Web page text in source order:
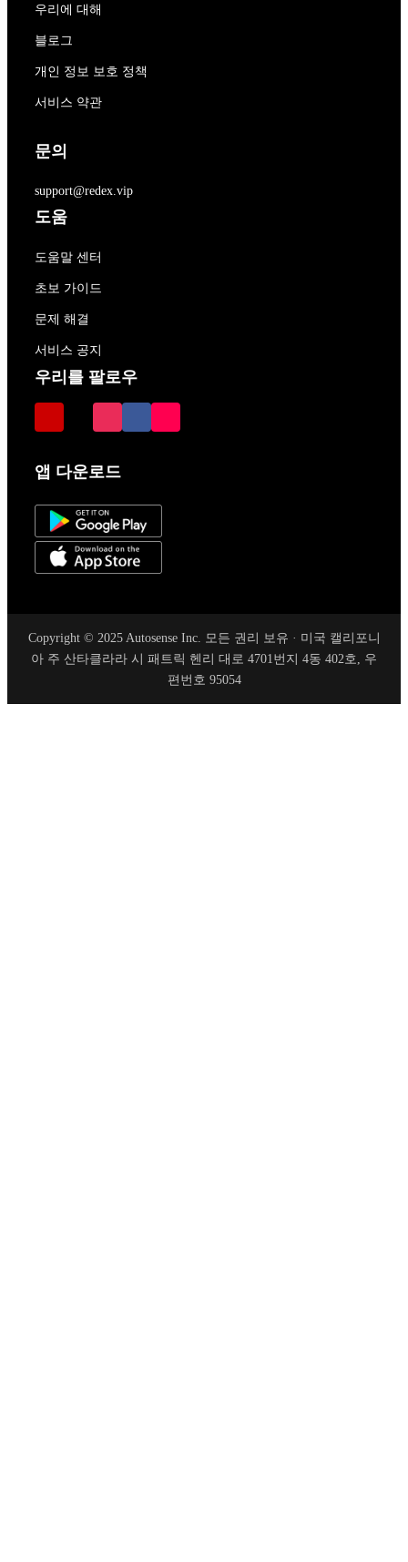
우리에 대해
블로그
개인 정보 보호 정책
서비스 약관
문의
support@redex.vip
도움
도움말 센터
초보 가이드
문제 해결
서비스 공지
우리를 팔로우
앱 다운로드
Copyright © 2025 Autosense Inc. 모든 권리 보유 · 미국 캘리포니
아 주 산타클라라 시 패트릭 헨리 대로 4701번지 4동 402호, 우
편번호 95054